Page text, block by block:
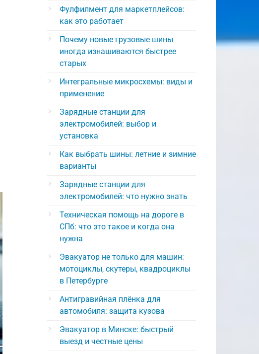
Фулфилмент для маркетплейсов:
как это работает
Почему новые грузовые шины
иногда изнашиваются быстрее
старых
Интегральные микросхемы: виды и
применение
Зарядные станции для
электромобилей: выбор и
установка
Как выбрать шины: летние и зимние
варианты
Зарядные станции для
электромобилей: что нужно знать
Техническая помощь на дороге в
СПб: что это такое и когда она
нужна
Эвакуатор не только для машин:
мотоциклы, скутеры, квадроциклы
в Петербурге
Антигравийная плёнка для
автомобиля: защита кузова
Эвакуатор в Минске: быстрый
выезд и честные цены